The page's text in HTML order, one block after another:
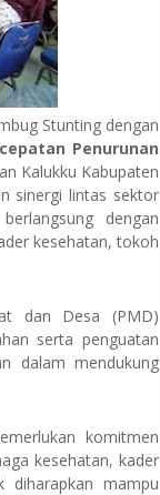
Stunting dengan
Penurunan
Kalukku Kabupaten
sinergi lintas sektor
dengan
kesehatan, tokoh
dan Desa (PMD)
serta penguatan
dalam mendukung
komitmen
kesehatan, kader
diharapkan mampu